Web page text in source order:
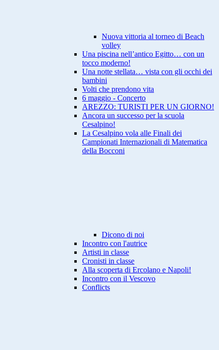
Nuova vittoria al torneo di Beach
volley
Una piscina nell’antico Egitto… con un
tocco moderno!
Una notte stellata… vista con gli occhi dei
bambini
Volti che prendono vita
6 maggio - Concerto
AREZZO: TURISTI PER UN GIORNO!
Ancora un successo per la scuola
Cesalpino!
La Cesalpino vola alle Finali dei
Campionati Internazionali di Matematica
della Bocconi
Dicono di noi
Incontro con l'autrice
Artisti in classe
Cronisti in classe
Alla scoperta di Ercolano e Napoli!
Incontro con il Vescovo
Conflicts